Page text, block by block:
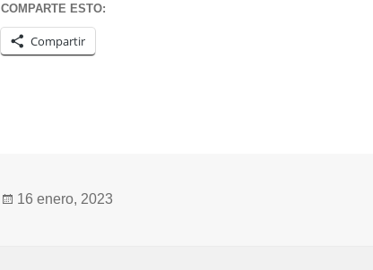
COMPARTE ESTO:
Compartir
Publicado
16 enero, 2023